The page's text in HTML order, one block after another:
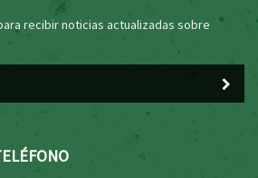
recibir noticias actualizadas sobre